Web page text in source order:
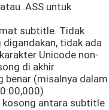
.ASS untuk
subtitle. Tidak
tidak ada
Unicode non-
di akhir
benar (misalnya dalam
kosong antara subtitle